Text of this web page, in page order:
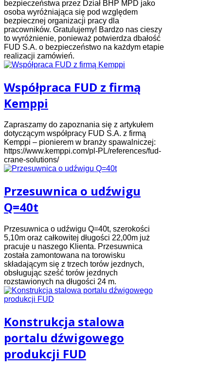
bezpieczeństwa przez Dział BHP MPD jako
osoba wyróżniająca się pod względem
bezpiecznej organizacji pracy dla
pracowników. Gratulujemy! Bardzo nas cieszy
to wyróżnienie, ponieważ potwierdza dbałość
FUD S.A. o bezpieczeństwo na każdym etapie
realizacji zamówień.
Współpraca FUD z firmą
Kemppi
Zapraszamy do zapoznania się z artykułem
dotyczącym współpracy FUD S.A. z firmą
Kemppi – pionierem w branży spawalniczej:
https://www.kemppi.com/pl-PL/references/fud-
crane-solutions/
Przesuwnica o udźwigu
Q=40t
Przesuwnica o udźwigu Q=40t, szerokości
5,10m oraz całkowitej długości 22,00m już
pracuje u naszego Klienta. Przesuwnica
została zamontowana na torowisku
składającym się z trzech torów jezdnych,
obsługując sześć torów jezdnych
rozstawionych na długości 24 m.
Konstrukcja stalowa
portalu dźwigowego
produkcji FUD